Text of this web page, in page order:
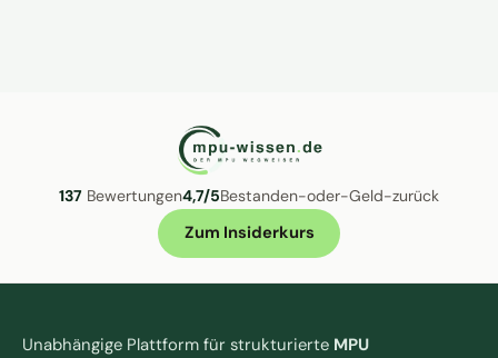
137 Bewertungen4,7/5Bestanden-oder-Geld-zurück
Zum Insiderkurs
Unabhängige Plattform für strukturierte MPU